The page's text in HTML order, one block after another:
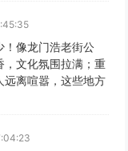
！像龙门浩老街公
，文化氛围拉满；重
远离喧嚣，这些地方